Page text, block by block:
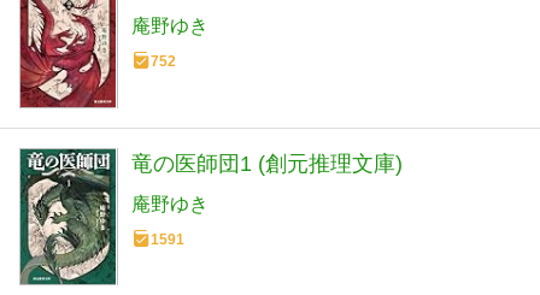
庵野ゆき
752
竜の医師団1 (創元推理文庫)
庵野ゆき
1591